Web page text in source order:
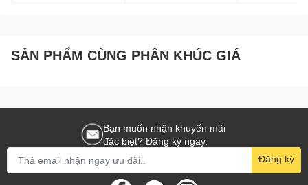
* Nhiệt độ. đơn vị C/F chọn lọc
* Hiển thị Tối đa / Tối thiểu / Trung bình. giá trị
IEUTHIDOLUONG.VN
SẢN PHẨM CÙNG PHÂN KHÚC GIÁ
Bạn muốn nhận khuyến mãi
đặc biệt? Đăng ký ngay.
Đăng ký